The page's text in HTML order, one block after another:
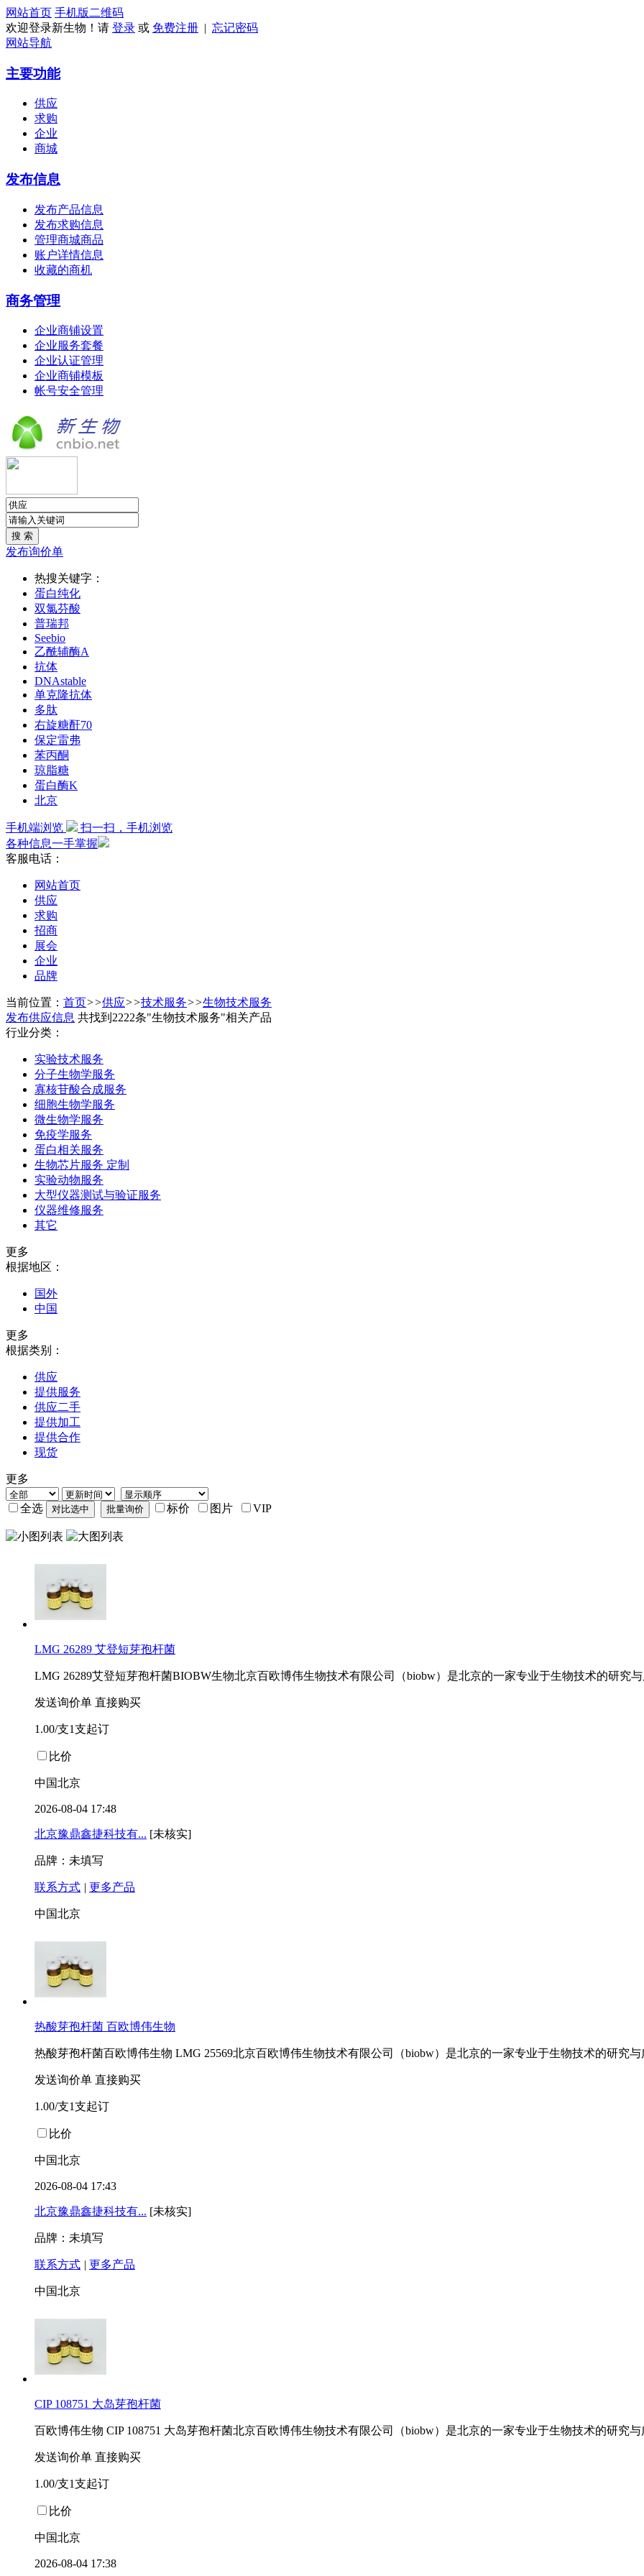
网站首页 手机版 二维码
欢迎登录新生物！请 登录 或 免费注册 | 忘记密码
网站导航
主要功能
供应
求购
企业
商城
发布信息
发布产品信息
发布求购信息
管理商城商品
账户详情信息
收藏的商机
商务管理
企业商铺设置
企业服务套餐
企业认证管理
企业商铺模板
帐号安全管理
发布询价单
热搜关键字：
蛋白纯化
双氯芬酸
普瑞邦
Seebio
乙酰辅酶A
抗体
DNAstable
单克隆抗体
多肽
右旋糖酐70
保定雷弗
苯丙酮
琼脂糖
蛋白酶K
北京
手机端浏览
扫一扫，手机浏览
各种信息一手掌握
客服电话：
网站首页
供应
求购
招商
展会
企业
品牌
当前位置： 首页>>供应>>技术服务>>生物技术服务
发布供应信息 共找到2222条"生物技术服务"相关产品
行业分类：
实验技术服务
分子生物学服务
寡核苷酸合成服务
细胞生物学服务
微生物学服务
免疫学服务
蛋白相关服务
生物芯片服务 定制
实验动物服务
大型仪器测试与验证服务
仪器维修服务
其它
更多
根据地区：
国外
中国
更多
根据类别：
供应
提供服务
供应二手
提供加工
提供合作
现货
更多
全选 标价 图片 VIP
LMG 26289 艾登短芽孢杆菌
LMG 26289艾登短芽孢杆菌BIOBW生物北京百欧博伟生物技术有限公司（biobw）是北京的一家专业于生物技术的研究
发送询价单 直接购买
1.00/支1支起订
比价
中国北京
2026-08-04 17:48
北京豫鼎鑫捷科技有... [未核实]
品牌：未填写
联系方式 | 更多产品
中国北京
热酸芽孢杆菌 百欧博伟生物
热酸芽孢杆菌百欧博伟生物 LMG 25569北京百欧博伟生物技术有限公司（biobw）是北京的一家专业于生物技术的研究
发送询价单 直接购买
1.00/支1支起订
比价
中国北京
2026-08-04 17:43
北京豫鼎鑫捷科技有... [未核实]
品牌：未填写
联系方式 | 更多产品
中国北京
CIP 108751 大岛芽孢杆菌
百欧博伟生物 CIP 108751 大岛芽孢杆菌北京百欧博伟生物技术有限公司（biobw）是北京的一家专业于生物技术的研究
发送询价单 直接购买
1.00/支1支起订
比价
中国北京
2026-08-04 17:38